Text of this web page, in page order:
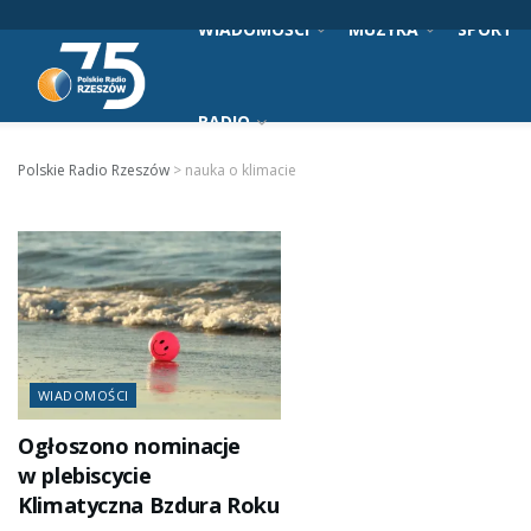
WIADOMOŚCI MUZYKA SPORT
RADIO
Polskie Radio Rzeszów > nauka o klimacie
WIADOMOŚCI
Ogłoszono nominacje
w plebiscycie
Klimatyczna Bzdura Roku